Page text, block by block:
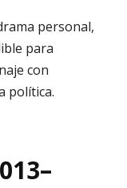
personal,
para
con
política.